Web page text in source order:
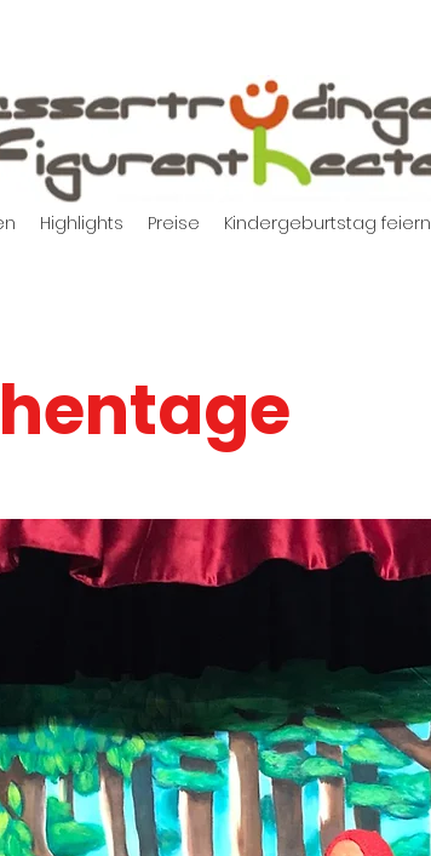
Highlights Preise Kindergeburtstag feiern